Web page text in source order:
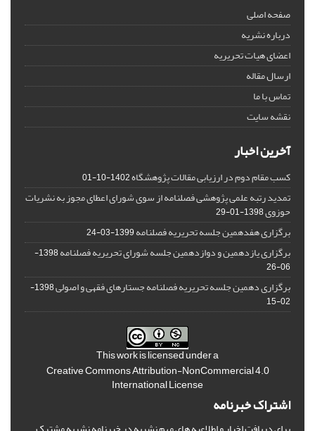
صفحه اصلی
درباره نشریه
اعضای هیات تحریریه
ارسال مقاله
تماس با ما
نقشه سایت
آخرین اخبار
کسب مقام دوم در ارزیابی مقالات پژوهشگاه1402-10-01
تمدید رتبه علمی پژوهشی فصلنامه از سوی شورای اعطای مجوز به نشریات
حوزوی1398-01-29
برگزاری هفدهمین جلسه تحریریه فصلنامه1399-03-24
برگزاری یازدهمین و دوازدهمین جلسه شورای تحریریه فصلنامه
1398-
06-26
برگزاری دهمین جلسه تحریریه فصلنامه جستارهای فقهی و اصولی
1398-
02-15
This work is licensed under a
Creative Commons Attribution-NonCommercial 4.0
International License
اشتراک خبرنامه